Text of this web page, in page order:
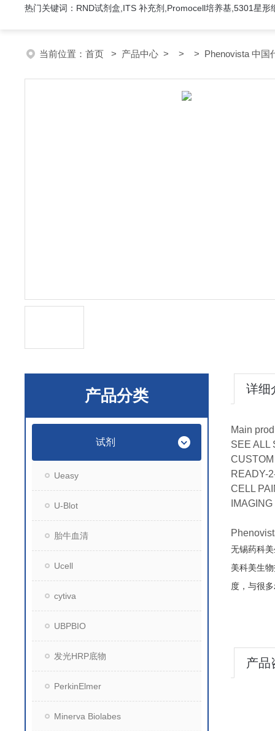
热门关键词：RND试剂盒,ITS 补充剂,Promocell培养基,5301星形
当前位置： 首页 > 产品中心 > > > Phenovista 中国
产品分类
试剂
Ueasy
U-Blot
胎牛血清
Ucell
cytiva
UBPBIO
发光HRP底物
PerkinElmer
Minerva Biolabes
详细
Main
SEE ALL
READY-
CELL
无锡药科
美科美生
度，与很
产品